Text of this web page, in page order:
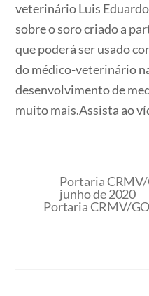
veterinário Luis
sobre o soro criado a
que poderá ser usado
do médico-veterinário
desenvolvimento de
muito mais.Assista ao
Portaria CRMV/
junho de 2020
Portaria CRMV/